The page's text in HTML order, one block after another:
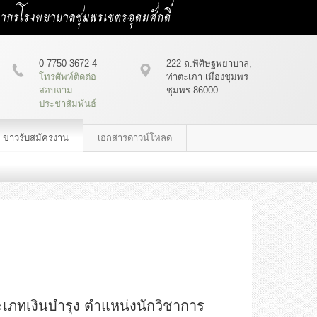
รโรงพยาบาลชุมพรเขตรอุดมศักดิ์
222 ถ.พิศิษฐพยาบาล,
ท่าตะเภา เมืองชุมพร
ชุมพร 86000
0-7750-3672-4
โทรศัพท์ติดต่อ
สอบถาม
ประชาสัมพันธ์
ข่าวรับสมัครงาน เอกสารดาวน์โหลด
ภทเงินบำรุง ตำแหน่งนักวิชาการ